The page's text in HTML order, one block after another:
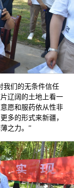
我们的无条件信任
辽阔的土地上看一
愿和服药依从性非
多的形式来新疆，
之力。”